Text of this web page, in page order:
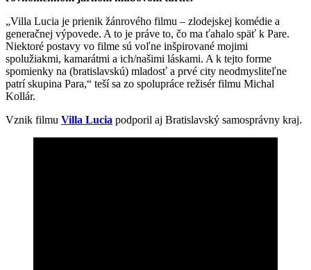
„Villa Lucia je prienik žánrového filmu – zlodejskej komédie a
generačnej výpovede. A to je práve to, čo ma ťahalo späť k Pare.
Niektoré postavy vo filme sú voľne inšpirované mojimi
spolužiakmi, kamarátmi a ich/našimi láskami. A k tejto forme
spomienky na (bratislavskú) mladosť a prvé city neodmysliteľne
patrí skupina Para,“ teší sa zo spolupráce režisér filmu Michal
Kollár.
Vznik filmu Villa Lucia podporil aj Bratislavský samosprávny kraj.